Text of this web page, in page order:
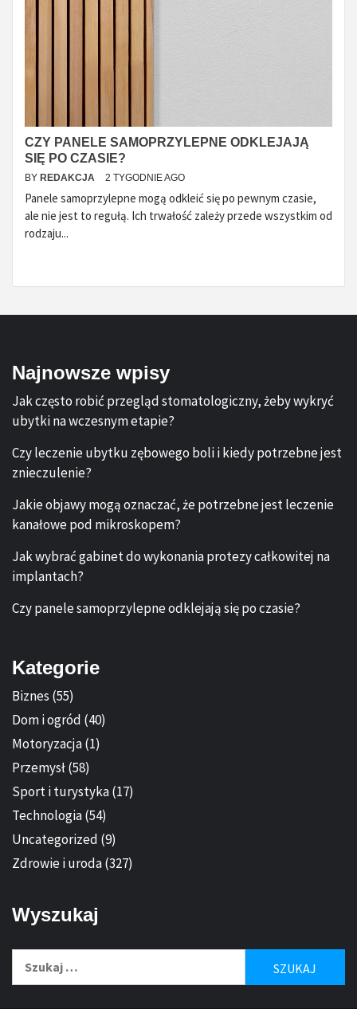
CZY PANELE SAMOPRZYLEPNE ODKLEJAJĄ
SIĘ PO CZASIE?
BY REDAKCJA 2 TYGODNIE AGO
Panele samoprzylepne mogą odkleić się po pewnym czasie,
ale nie jest to regułą. Ich trwałość zależy przede wszystkim od
rodzaju...
Najnowsze wpisy
Jak często robić przegląd stomatologiczny, żeby wykryć
ubytki na wczesnym etapie?
Czy leczenie ubytku zębowego boli i kiedy potrzebne jest
znieczulenie?
Jakie objawy mogą oznaczać, że potrzebne jest leczenie
kanałowe pod mikroskopem?
Jak wybrać gabinet do wykonania protezy całkowitej na
implantach?
Czy panele samoprzylepne odklejają się po czasie?
Kategorie
Biznes (55)
Dom i ogród (40)
Motoryzacja(1)
Przemysł(58)
Sport i turystyka(17)
Technologia(54)
Uncategorized (9)
Zdrowie i uroda(327)
Wyszukaj